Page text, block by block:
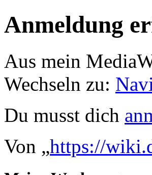
Anmeldung
Aus mein
Wechseln zu:
Du musst dich
Von „https://